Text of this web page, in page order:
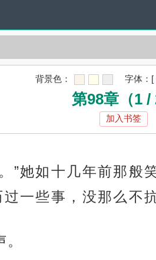
背景色： 字体： [
第98章（1 /
加入书签
”她如十几年前那般
一些事，没那么不